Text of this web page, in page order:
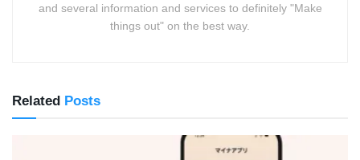
and several information and services to definitely "Make
things out" on the best way.
Related Posts